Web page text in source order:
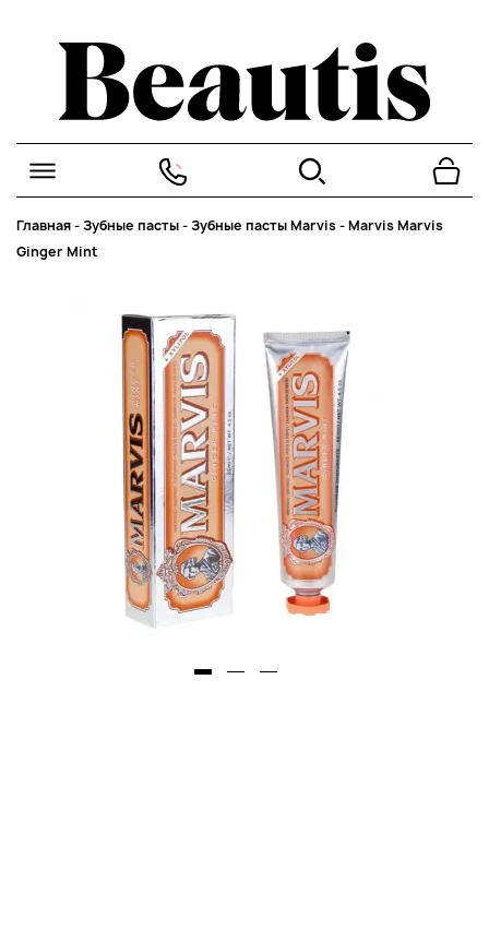
Главная-Зубные пасты-Зубные пасты Marvis-Marvis Marvis
Ginger Mint